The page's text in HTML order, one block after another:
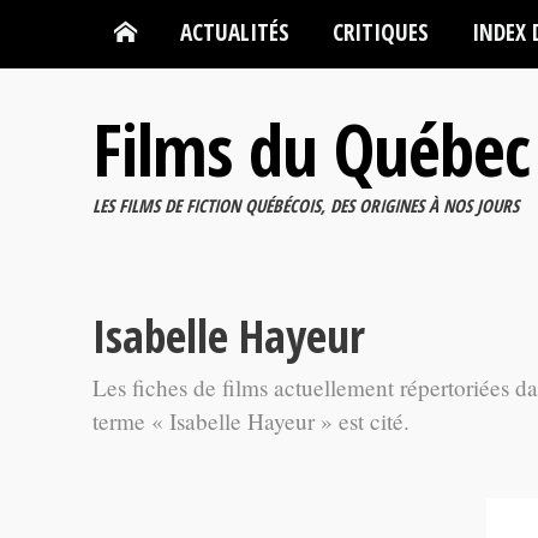
ACTUALITÉS CRITIQUES INDEX
Films du Québec
LES FILMS DE FICTION QUÉBÉCOIS, DES ORIGINES À NOS JOURS
Isabelle Hayeur
Les fiches de films actuellement répertoriées
terme « Isabelle Hayeur » est cité.